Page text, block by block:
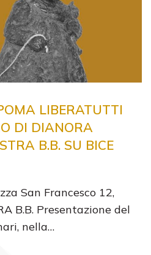
LIBERATUTTI
DI DIANORA
B.B. SU BICE
San Francesco 12,
B.B. Presentazione del
nella…